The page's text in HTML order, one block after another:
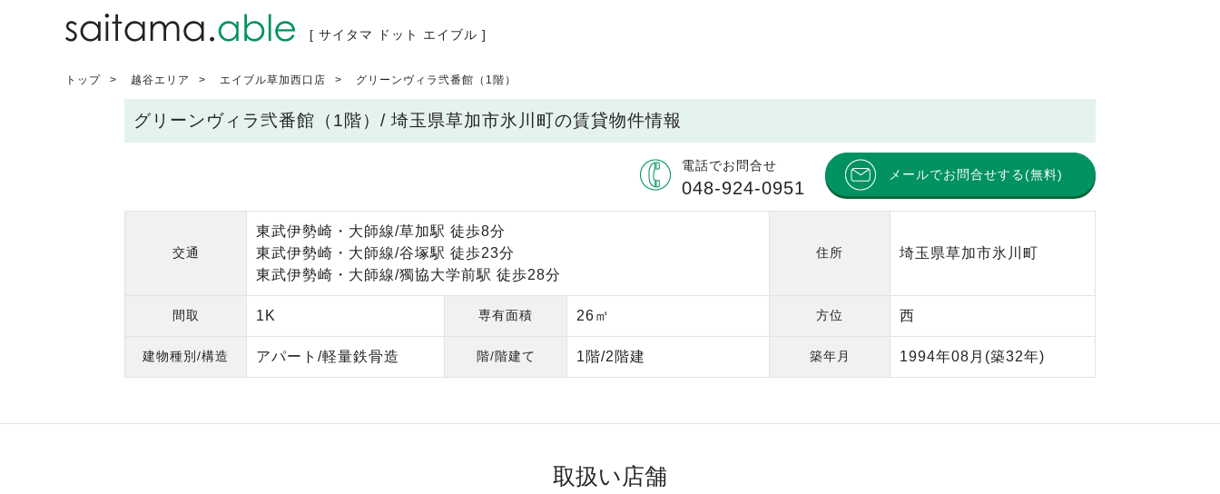
[ サイタマ ドット エイブル ]
トップ 越谷エリア エイブル草加西口店 グリーンヴィラ弐番館（1階）
グリーンヴィラ弐番館（1階）/ 埼玉県草加市氷川町の賃貸物件情報
電話でお問合せ
048-924-0951
メールでお問合せする(無料)
交通
東武伊勢崎・大師線/草加駅 徒歩8分
東武伊勢崎・大師線/谷塚駅 徒歩23分
東武伊勢崎・大師線/獨協大学前駅 徒歩28分
住所 埼玉県草加市氷川町
間取 1K 専有面積 26㎡ 方位 西
建物種別/構造 アパート/軽量鉄骨造 階/階建て 1階/2階建 築年月 1994年08月 (築32年)
取扱い店舗